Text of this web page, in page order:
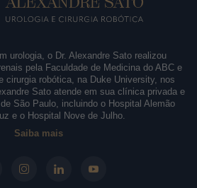
urologia, o Dr. Alexandre Sato realizou
pela Faculdade de Medicina do ABC e
cirurgia robótica, na Duke University, nos
Sato atende em sua clínica privada e
São Paulo, incluindo o Hospital Alemão
e o Hospital Nove de Julho.
Saiba mais